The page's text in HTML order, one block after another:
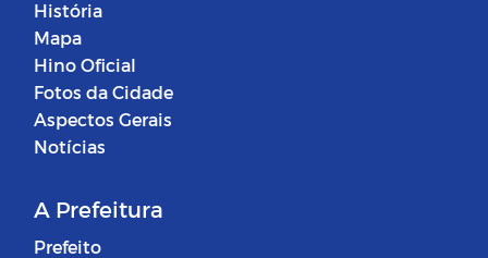
História
Mapa
Hino Oficial
Fotos da Cidade
Aspectos Gerais
Notícias
A Prefeitura
Prefeito